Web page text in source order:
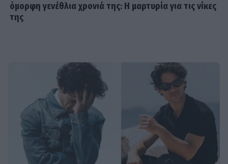
όμορφη γενέθλια χρονιά της: Η μαρτυρία για τις νίκες
της